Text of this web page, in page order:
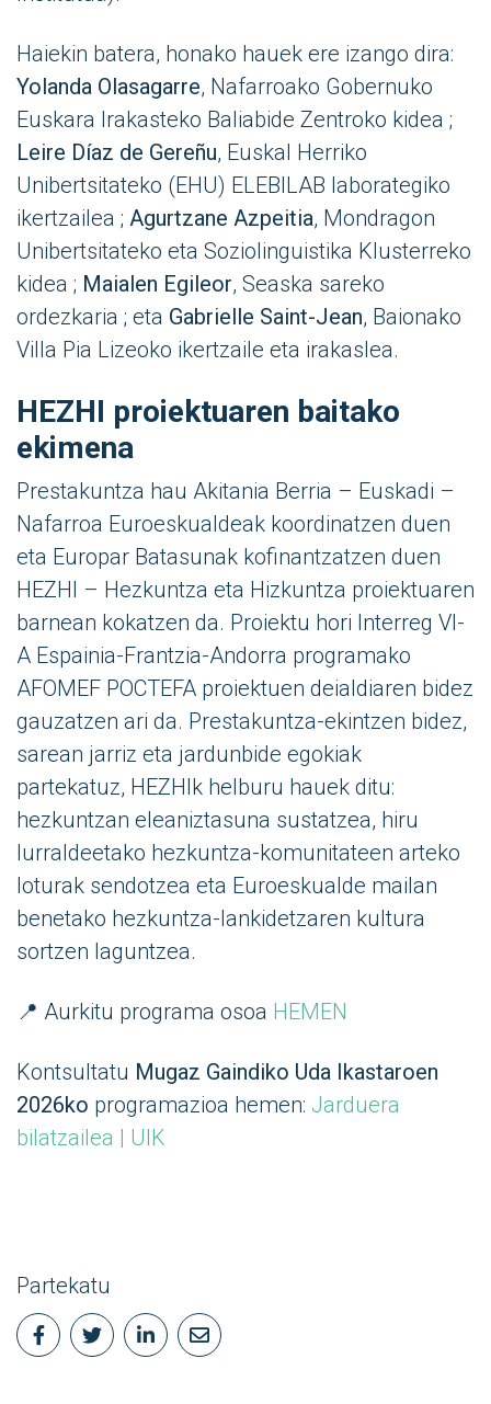
Haiekin batera, honako hauek ere izango dira:
Yolanda Olasagarre, Nafarroako Gobernuko
Euskara Irakasteko Baliabide Zentroko kidea ;
Leire Díaz de Gereñu, Euskal Herriko
Unibertsitateko (EHU) ELEBILAB laborategiko
ikertzailea ; Agurtzane Azpeitia, Mondragon
Unibertsitateko eta Soziolinguistika Klusterreko
kidea ; Maialen Egileor, Seaska sareko
ordezkaria ; eta Gabrielle Saint-Jean, Baionako
Villa Pia Lizeoko ikertzaile eta irakaslea.
HEZHI proiektuaren baitako
ekimena
Prestakuntza hau Akitania Berria – Euskadi –
Nafarroa Euroeskualdeak koordinatzen duen
eta Europar Batasunak kofinantzatzen duen
HEZHI – Hezkuntza eta Hizkuntza proiektuaren
barnean kokatzen da. Proiektu hori Interreg VI-
A Espainia-Frantzia-Andorra programako
AFOMEF POCTEFA proiektuen deialdiaren bidez
gauzatzen ari da. Prestakuntza-ekintzen bidez,
sarean jarriz eta jardunbide egokiak
partekatuz, HEZHIk helburu hauek ditu:
hezkuntzan eleaniztasuna sustatzea, hiru
lurraldeetako hezkuntza-komunitateen arteko
loturak sendotzea eta Euroeskualde mailan
benetako hezkuntza-lankidetzaren kultura
sortzen laguntzea.
📍 Aurkitu programa osoa HEMEN
Kontsultatu Mugaz Gaindiko Uda Ikastaroen
2026ko programazioa hemen: Jarduera
bilatzailea | UIK
Partekatu